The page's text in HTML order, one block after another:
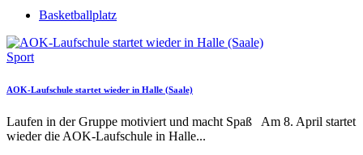
Basketballplatz
Sport
AOK-Laufschule startet wieder in Halle (Saale)
Laufen in der Gruppe motiviert und macht Spaß Am 8. April startet
wieder die AOK-Laufschule in Halle...